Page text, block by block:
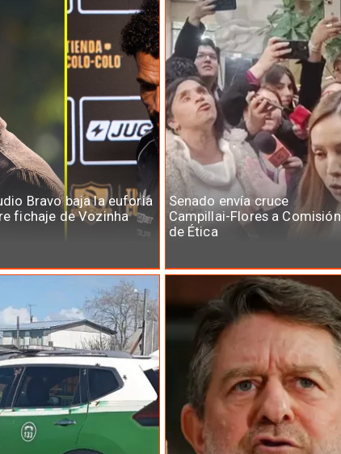
Bravo baja la euforia
fichaje de Vozinha
Senado envía cruce
Campillai-Flores a Comisión
de Ética